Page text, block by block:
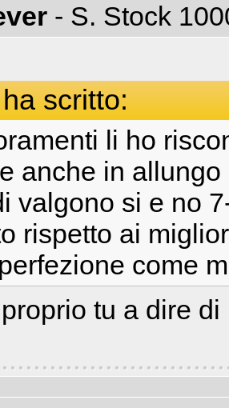
- S. Stock
scritto:
li ho
anche in
valgono si e no
rispetto ai
come
tu a dire